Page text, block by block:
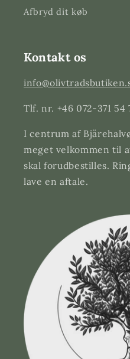
Afbryd dit køb
Kontakt os
Tlf. nr. +46 072-371 54
I centrum af
meget velkommen til
skal forudbestilles.
lave en aftale.